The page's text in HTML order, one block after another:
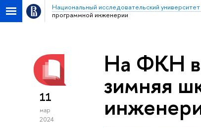
Национальный исследовательский
программной инженерии
11
мар
2024
На ФКН в
зимняя